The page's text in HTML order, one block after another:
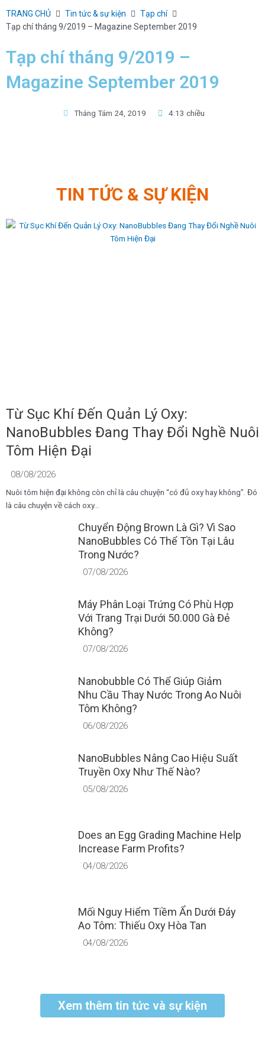
content
TRANG CHỦ Tin tức & sự kiện
Tạp chí
Tạp chí tháng 9/2019 – Magazine September 2019
Tạp chí tháng 9/2019 –
Magazine September 2019
Tháng Tám 24, 2019 4:13 chiều
TIN TỨC & SỰ KIỆN
Từ Sục Khí Đến Quản Lý Oxy:
NanoBubbles Đang Thay Đổi Nghề Nuôi
Tôm Hiện Đại
08/08/2026
Nuôi tôm hiện đại không còn chỉ là câu chuyện “có đủ oxy hay không”. Đó
là câu chuyện về cách oxy...
Chuyển Động Brown Là Gì? Vì Sao
NanoBubbles Có Thể Tồn Tại Lâu
Trong Nước?
07/08/2026
Máy Phân Loại Trứng Có Phù Hợp
Với Trang Trại Dưới 50.000 Gà Đẻ
Không?
07/08/2026
Nanobubble Có Thể Giúp Giảm
Nhu Cầu Thay Nước Trong Ao Nuôi
Tôm Không?
06/08/2026
NanoBubbles Nâng Cao Hiệu Suất
Truyền Oxy Như Thế Nào?
05/08/2026
Does an Egg Grading Machine Help
Increase Farm Profits?
04/08/2026
Mối Nguy Hiểm Tiềm Ẩn Dưới Đáy
Ao Tôm: Thiếu Oxy Hòa Tan
04/08/2026
Xem thêm tin tức và sự kiện